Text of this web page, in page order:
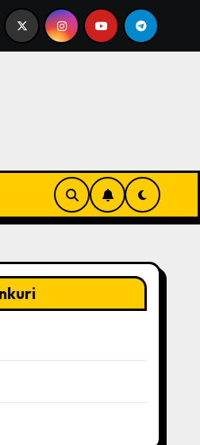
Emoționale, Strategii de